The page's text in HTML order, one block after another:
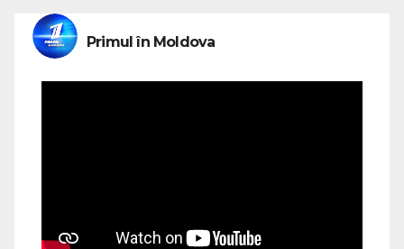
Primul în Moldova